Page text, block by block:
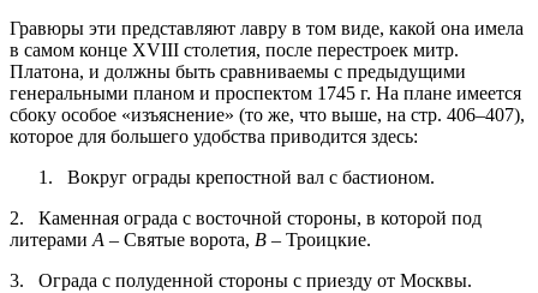
Гравюры эти представляют лавру в том виде, какой она имела
в самом конце XVIII столетия, после перестроек митр.
Платона, и должны быть сравниваемы с предыдущими
генеральными планом и проспектом 1745 г. На плане имеется
сбоку особое «изъяснение» (то же, что выше, на стр. 406–407),
которое для бoльшего удобства приводится здесь:
1. Вокруг ограды крепостной вал с бастионом.
2. Каменная ограда с восточной стороны, в которой под
литерами А – Святые ворота, В – Троицкие.
3. Ограда с полуденной стороны с приезду от Москвы.